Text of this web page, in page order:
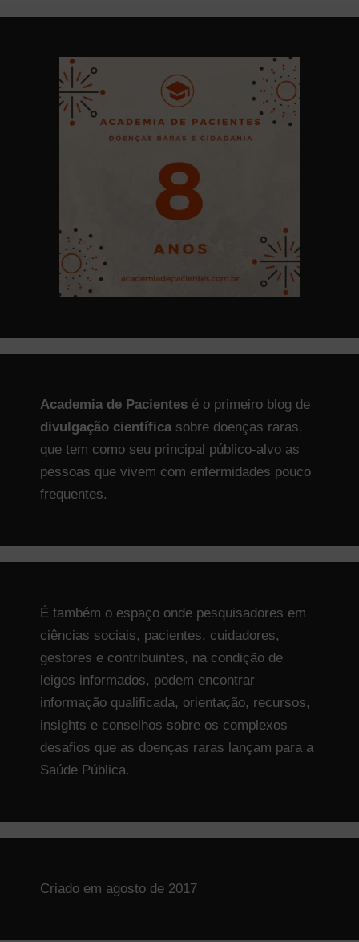
Academia de Pacientes é o primeiro blog de
divulgação científicasobre doenças raras,
que tem como seu principal público-alvo as
pessoas que vivem com enfermidades pouco
frequentes.
É também o espaço onde pesquisadores em
ciências sociais, pacientes, cuidadores,
gestores e contribuintes, na condição de
leigos informados, podem encontrar
informação qualificada, orientação, recursos,
insights e conselhos sobre os complexos
desafios que as doenças raras lançam para a
Saúde Pública.
Criado em agosto de 2017